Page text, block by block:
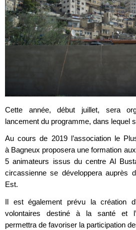
Cette année, début juillet, sera
lancement du programme, dans lequel
Au cours de 2019 l’association le
à Bagneux proposera une formation
5 animateurs issus du centre Al
circassienne se développera auprès
Est.
Il est également prévu la création
volontaires destiné à la santé et
permettra de favoriser la participation